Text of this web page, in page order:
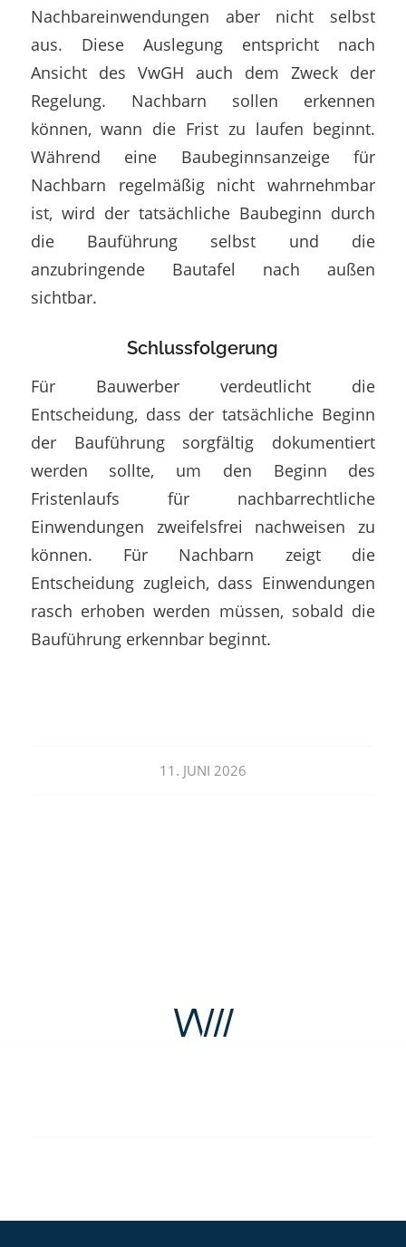
Nachbareinwendungen aber nicht selbst
aus. Diese Auslegung entspricht nach
Ansicht des VwGH auch dem Zweck der
Regelung. Nachbarn sollen erkennen
können, wann die Frist zu laufen beginnt.
Während eine Baubeginnsanzeige für
Nachbarn regelmäßig nicht wahrnehmbar
ist, wird der tatsächliche Baubeginn durch
die Bauführung selbst und die
anzubringende Bautafel nach außen
sichtbar.
Schlussfolgerung
Für Bauwerber verdeutlicht die
Entscheidung, dass der tatsächliche Beginn
der Bauführung sorgfältig dokumentiert
werden sollte, um den Beginn des
Fristenlaufs für nachbarrechtliche
Einwendungen zweifelsfrei nachweisen zu
können. Für Nachbarn zeigt die
Entscheidung zugleich, dass Einwendungen
rasch erhoben werden müssen, sobald die
Bauführung erkennbar beginnt.
11. JUNI 2026